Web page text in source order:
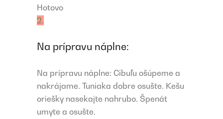
Hotovo
2.
Na prípravu náplne:
Na prípravu náplne: Cibuľu ošúpeme a
nakrájame. Tuniaka dobre osušte. Kešu
oriešky nasekajte nahrubo. Špenát
umyte a osušte.